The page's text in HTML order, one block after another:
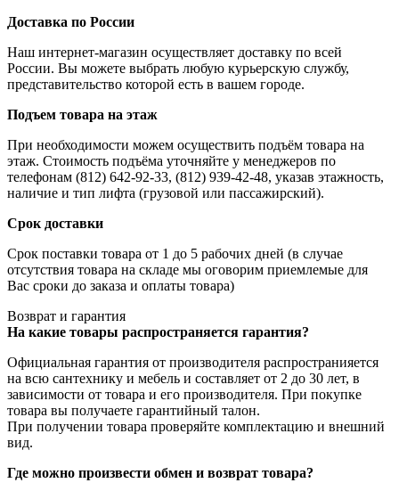
Доставка по России
Наш интернет-магазин осуществляет доставку по всей
России. Вы можете выбрать любую курьерскую службу,
представительство которой есть в вашем городе.
Подъем товара на этаж
При необходимости можем осуществить подъём товара на
этаж. Стоимость подъёма уточняйте у менеджеров по
телефонам (812) 642-92-33, (812) 939-42-48, указав этажность,
наличие и тип лифта (грузовой или пассажирский).
Срок доставки
Срок поставки товара от 1 до 5 рабочих дней (в случае
отсутствия товара на складе мы оговорим приемлемые для
Вас сроки до заказа и оплаты товара)
Возврат и гарантия
На какие товары распространяется гарантия?
Официальная гарантия от производителя распространияется
на всю сантехнику и мебель и составляет от 2 до 30 лет, в
зависимости от товара и его производителя. При покупке
товара вы получаете гарантийный талон.
При получении товара проверяйте комплектацию и внешний
вид.
Где можно произвести обмен и возврат товара?